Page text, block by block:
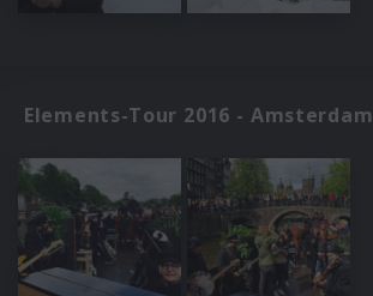
Elements-Tour 2016 - Amsterdam